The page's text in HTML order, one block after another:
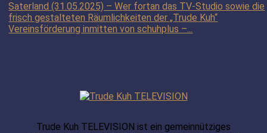
Saterland (31.05.2025) – Wer fortan das TV-Studio sowie die
frisch gestalteten Räumlichkeiten der „Trude Kuh“
Vereinsförderung inmitten von schuhplus –...
Trude Kuh TELEVISION ist ein gemeinnütziges